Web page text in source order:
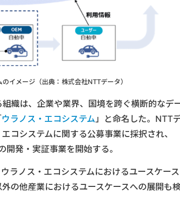
イメージ（出典：株式会社NTTデータ）
織は、企業や業界、国境を跨ぐ横断的なデ
ウラノス・エコシステム」と命名した。NTT
コシステムに関する公募事業に採択され、
発・実証事業を開始する。
ラノス・エコシステムにおけるユースケース
の他産業におけるユースケースへの展開も